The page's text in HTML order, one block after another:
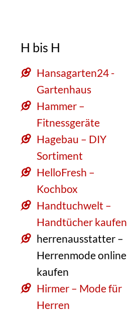
H bis H
Hansagarten24 -
Gartenhaus
Hammer –
Fitnessgeräte
Hagebau – DIY
Sortiment
HelloFresh –
Kochbox
Handtuchwelt –
Handtücher kaufen
herrenausstatter –
Herrenmode online
kaufen
Hirmer – Mode für
Herren